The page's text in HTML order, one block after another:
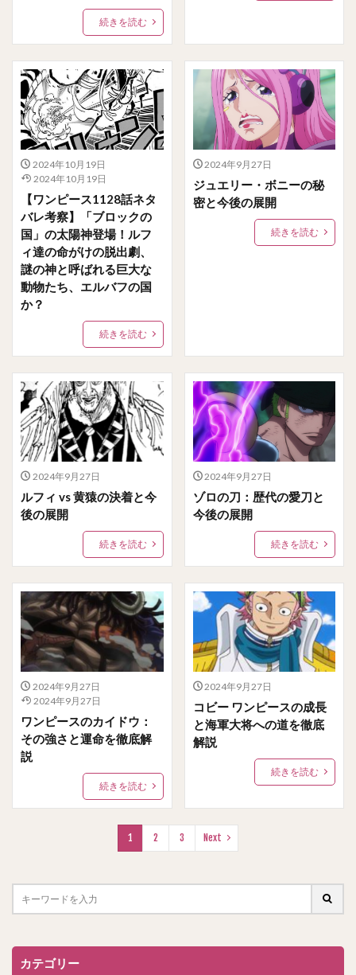
続きを読む
2024年10月19日
2024年10月19日
【ワンピース1128話ネタ
バレ考察】「ブロックの
国」の太陽神登場！ルフ
ィ達の命がけの脱出劇、
謎の神と呼ばれる巨大な
動物たち、エルバフの国
か？
続きを読む
2024年9月27日
ジュエリー・ボニーの秘
密と今後の展開
続きを読む
2024年9月27日
ルフィ vs 黄猿の決着と今
後の展開
続きを読む
2024年9月27日
ゾロの刀：歴代の愛刀と
今後の展開
続きを読む
2024年9月27日
2024年9月27日
ワンピースのカイドウ：
その強さと運命を徹底解
説
続きを読む
2024年9月27日
コビー ワンピースの成長
と海軍大将への道を徹底
解説
続きを読む
1 2 3 Next
カテゴリー